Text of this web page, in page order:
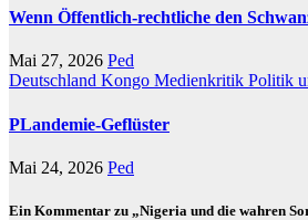
Wenn Öffentlich-rechtliche den
Mai 27, 2026 Ped
Deutschland Kongo Medienkritik Politik
PLandemie-Geflüster
Mai 24, 2026 Ped
Ein Kommentar zu „Nigeria und die wahren